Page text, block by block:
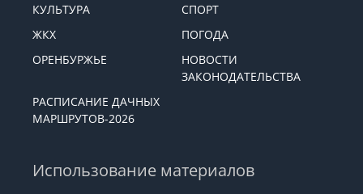
КУЛЬТУРА
СПОРТ
ЖКХ
ПОГОДА
ОРЕНБУРЖЬЕ
НОВОСТИ
ЗАКОНОДАТЕЛЬСТВА
РАСПИСАНИЕ ДАЧНЫХ
МАРШРУТОВ-2026
Использование материалов